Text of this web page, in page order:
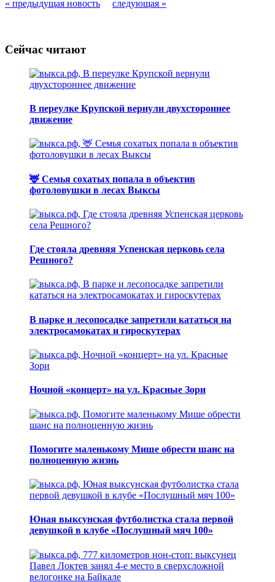
« предыдущая новость
следующая »
Сейчас читают
В переулке Крупской вернули двухстороннее
движение
🦌 Семья сохатых попала в объектив
фотоловушки в лесах Выксы
Где стояла древняя Успенская церковь села
Решного?
В парке и лесопосадке запретили кататься на
электросамокатах и гироскутерах
Ночной «концерт» на ул. Красные Зори
Помогите маленькому Мише обрести шанс на
полноценную жизнь
Юная выксунская футболистка стала первой
девушкой в клубе «Послушный мяч 100»